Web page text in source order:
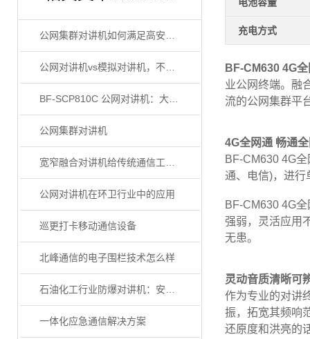
公网对讲机vs模拟对讲机，不同行业到底怎么选
BF-SCP810C 公网对讲机：大型景区管理与服务的全能助手
公网集群对讲机
公网对讲机在环卫行业中的应用
巡更打卡移动通信设备
北峰通信的电子围栏技术怎么样
一体化应急通信解决方案
充电方式
BF-CM630 4G
业公网终端。融
流的公网集群平
4G全网通 畅通
BF-CM630 4G
通、电信)，进行
BF-CM630 4G
强弱，灵活应用
无患。
灵动音质清晰可
作为专业的对讲
振，拓宽其频响
还原度和洪亮的